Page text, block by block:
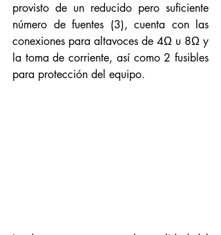
provisto de un reducido pero suficiente
número de fuentes (3), cuenta con las
conexiones para altavoces de 4Ω u 8Ω y
la toma de corriente, así como 2 fusibles
para protección del equipo.